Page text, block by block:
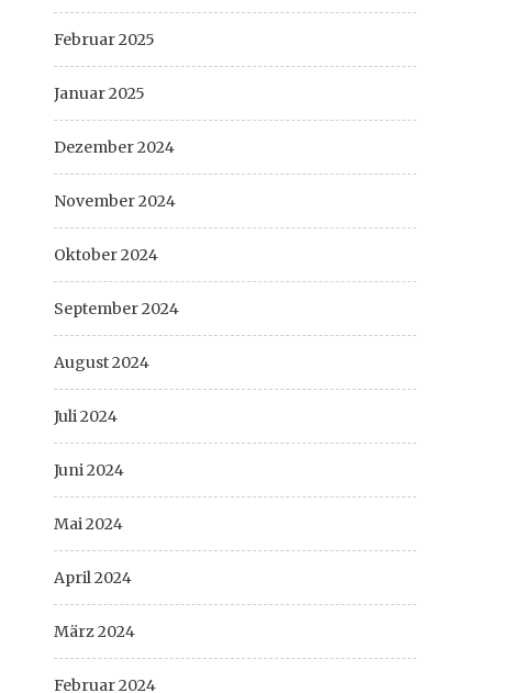
Februar 2025
Januar 2025
Dezember 2024
November 2024
Oktober 2024
September 2024
August 2024
Juli 2024
Juni 2024
Mai 2024
April 2024
März 2024
Februar 2024